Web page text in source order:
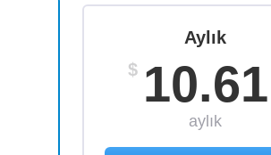
Aylık
$ 10.61
aylık